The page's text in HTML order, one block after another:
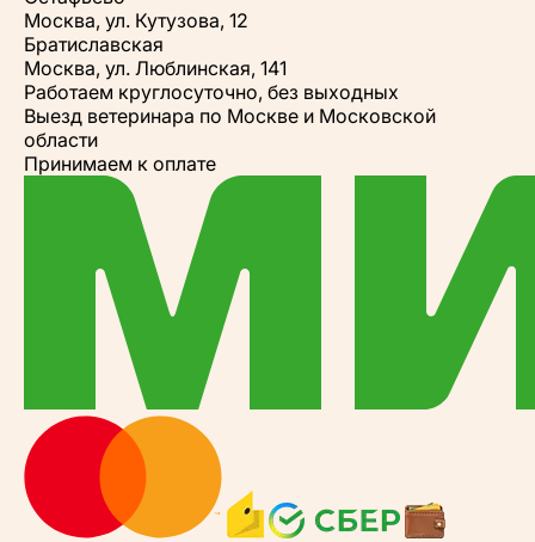
Москва, ул. Кутузова, 12
Братиславская
Москва, ул. Люблинская, 141
Работаем круглосуточно, без выходных
Выезд ветеринара по Москве и Московской
области
Принимаем к оплате